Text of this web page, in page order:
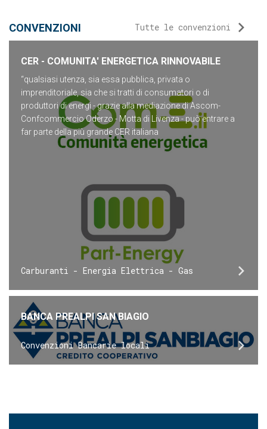
“qualsiasi utenza, sia essa pubblica, privata o
imprenditoriale, sia che si tratti di consumatori o di
produttori di energi - grazie alla mediazione di Ascom-
Confcommercio Oderzo - Motta di Livenza - può entrare a
far parte della più grande CER italiana
Carburanti - Energia Elettrica - Gas
BANCA PREALPI SAN BIAGIO
Convenzioni Bancarie locali